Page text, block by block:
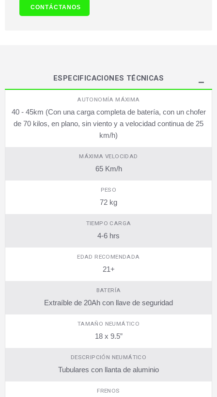
CONTÁCTANOS
ESPECIFICACIONES TÉCNICAS
AUTONOMÍA MÁXIMA
40 - 45km (Con una carga completa de batería, con un chofer
de 70 kilos, en plano, sin viento y a velocidad continua de 25
km/h)
MÁXIMA VELOCIDAD
65 Km/h
PESO
72 kg
TIEMPO CARGA
4-6 hrs
EDAD RECOMENDADA
21+
BATERÍA
Extraíble de 20Ah con llave de seguridad
TAMAÑO NEUMÁTICO
18 x 9.5”
DESCRIPCIÓN NEUMÁTICO
Tubulares con llanta de aluminio
FRENOS